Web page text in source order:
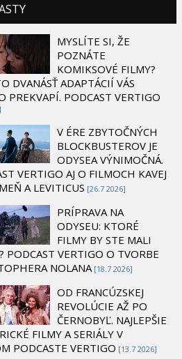
MYSLÍTE SI, ŽE
POZNÁTE
KOMIKSOVÉ FILMY?
DVANÁSŤ ADAPTÁCIÍ VÁS
PREKVAPÍ. PODCAST VERTIGO
V ÉRE ZBYTOČNÝCH
BLOCKBUSTEROV JE
ODYSEA VÝNIMOČNÁ.
VERTIGO AJ O FILMOCH KAVEJ
A LEVITICUS [26.7 2026]
PRÍPRAVA NA
ODYSEU: KTORÉ
FILMY BY STE MALI
PODCAST VERTIGO O TVORBE
NOLANA [18.7 2026]
OD FRANCÚZSKEJ
REVOLÚCIE AŽ PO
ČERNOBYĽ. NAJLEPŠIE
FILMY A SERIÁLY V
PODCASTE VERTIGO [13.7 2026]